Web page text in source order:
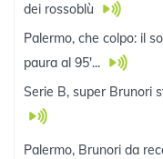
dei rossoblù
Palermo, che colpo: il
paura al 95'...
Serie B, super Brunori
Palermo, Brunori da